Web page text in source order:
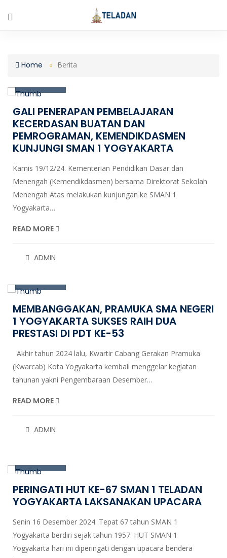
Home Berita
19
GALI PENERAPAN PEMBELAJARAN
KECERDASAN BUATAN DAN
PEMROGRAMAN, KEMENDIKDASMEN
KUNJUNGI SMAN 1 YOGYAKARTA
Kamis 19/12/24. Kementerian Pendidikan Dasar dan
Menengah (Kemendikdasmen) bersama Direktorat Sekolah
Menengah Atas melakukan kunjungan ke SMAN 1
Yogyakarta…
READ MORE
ADMIN
18
MEMBANGGAKAN, PRAMUKA SMA NEGERI
1 YOGYAKARTA SUKSES RAIH DUA
PRESTASI DI PDT KE-53
Akhir tahun 2024 lalu, Kwartir Cabang Gerakan Pramuka
(Kwarcab) Kota Yogyakarta kembali menggelar kegiatan
tahunan yakni Pengembaraan Desember…
READ MORE
ADMIN
16
PERINGATI HUT KE-67 SMAN 1 TELADAN
YOGYAKARTA LAKSANAKAN UPACARA
Senin 16 Desember 2024. Tepat 67 tahun SMAN 1
Yogyakarta berdiri sejak tahun 1957. HUT SMAN 1
Yogyakarta hari ini diperingati dengan upacara bendera